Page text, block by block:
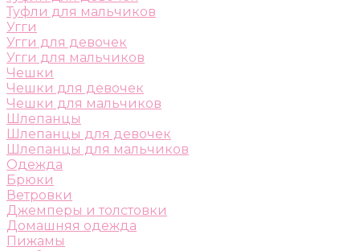
Туфли для мальчиков
Угги
Угги для девочек
Угги для мальчиков
Чешки
Чешки для девочек
Чешки для мальчиков
Шлепанцы
Шлепанцы для девочек
Шлепанцы для мальчиков
Одежда
Брюки
Ветровки
Джемперы и толстовки
Домашняя одежда
Пижамы